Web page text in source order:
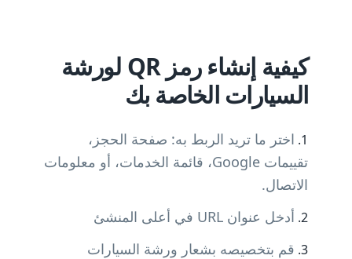
كيفية إنشاء رمز QR لورشة
السيارات الخاصة بك
اختر ما تريد الربط به: صفحة الحجز،
تقييمات Google، قائمة الخدمات، أو معلومات
الاتصال.
أدخل عنوان URL في أعلى المنشئ
قم بتخصيصه بشعار ورشة السيارات